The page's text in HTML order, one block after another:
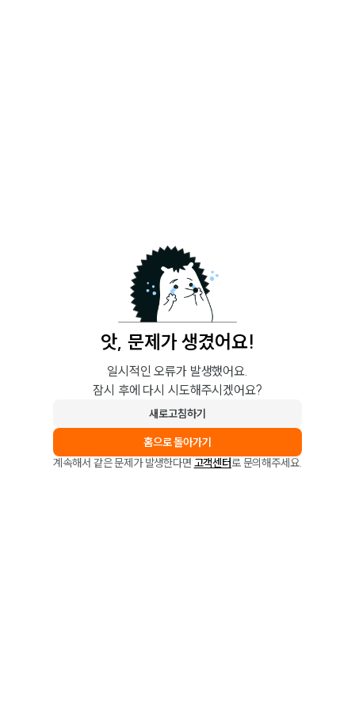
앗, 문제가 생겼어요!
일시적인 오류가 발생했어요.
잠시 후에 다시 시도해주시겠어요?
새로고침하기
홈으로 돌아가기
계속해서 같은 문제가 발생한다면 고객센터로 문의해주세요.